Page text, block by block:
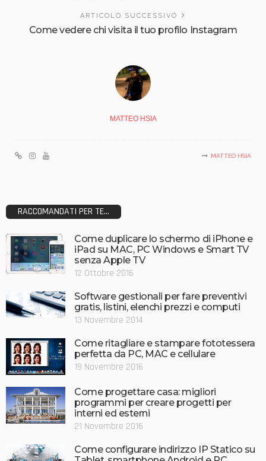
ARTICOLO SUCCESSIVO
Come vedere chi visita il tuo profilo Instagram
MATTEO HSIA
MATTEO HSIA
RACCOMANDATI PER TE...
Come duplicare lo schermo di iPhone e
iPad su MAC, PC Windows e Smart TV
senza Apple TV
12 Ottobre 2016
Software gestionali per fare preventivi
gratis, listini, elenchi prezzi e computi
13 Novembre 2014
Come ritagliare e stampare fototessera
perfetta da PC, MAC e cellulare
19 Novembre 2016
Come progettare casa: migliori
programmi per creare progetti per
interni ed esterni
21 Novembre 2016
Come configurare indirizzo IP Statico su